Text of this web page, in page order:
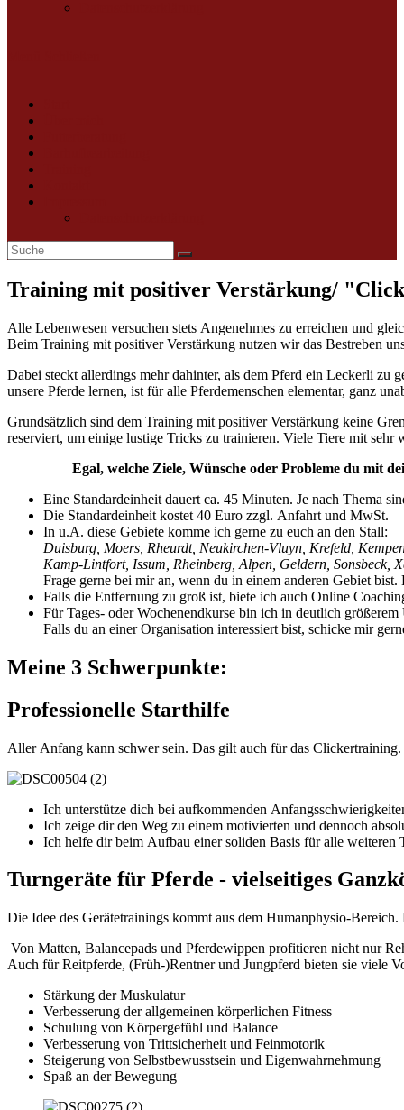
Training mit positiver Verstärkung/
Alle Lebenwesen versuchen stets Angenehmes zu erreichen und
Beim Training mit positiver Verstärkung nutzen wir das Bestreben
Dabei steckt allerdings mehr dahinter, als dem Pferd ein Leckerli zu
unsere Pferde lernen, ist für alle Pferdemenschen elementar, ganz
Grundsätzlich sind dem Training mit positiver Verstärkung keine
reserviert, um einige lustige Tricks zu trainieren. Viele Tiere mit
Egal, welche Ziele, Wünsche oder Probleme du mit
Eine Standardeinheit dauert ca. 45 Minuten. Je nach Thema
Die Standardeinheit kostet 40 Euro zzgl. Anfahrt und MwSt.
In u.A. diese Gebiete komme ich gerne zu euch an den Stall:
Duisburg, Moers, Rheurdt, Neukirchen-Vluyn, Krefeld,
Kamp-Lintfort, Issum, Rheinberg, Alpen, Geldern, Sonsbeck,
Frage gerne bei mir an, wenn du in einem anderen Gebiet
Falls die Entfernung zu groß ist, biete ich auch Online
Für Tages- oder Wochenendkurse bin ich in deutlich
Falls du an einer Organisation interessiert bist, schicke mir
Meine 3 Schwerpunkte:
Professionelle Starthilfe
Aller Anfang kann schwer sein. Das gilt auch für das
Ich unterstütze dich bei aufkommenden
Ich zeige dir den Weg zu einem motivierten und dennoch
Ich helfe dir beim Aufbau einer soliden Basis für alle weiteren
Turngeräte für Pferde - vielseitiges
Die Idee des Gerätetrainings kommt aus dem Humanphysio-
Von Matten, Balancepads und Pferdewippen profitieren nicht nur
Auch für Reitpferde, (Früh-)Rentner und Jungpferd bieten sie viele
Stärkung der Muskulatur
Verbesserung der allgemeinen körperlichen Fitness
Schulung von Körpergefühl und Balance
Verbesserung von Trittsicherheit und Feinmotorik
Steigerung von Selbstbewusstsein und Eigenwahrnehmung
Spaß an der Bewegung